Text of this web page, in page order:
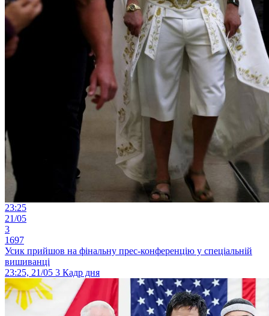
23:25
21/05
3
1697
Усик прийшов на фінальну прес-конференцію у спеціальній
вишиванці
23:25, 21/05 3 Кадр дня